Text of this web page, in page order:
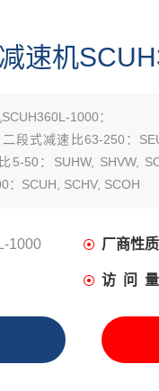
速机
1000：
段式减速比63-250：
5-50：SUHW, SHVW,
：SCUH, SCHV, SCOH
1000 厂商性质
访 问 量